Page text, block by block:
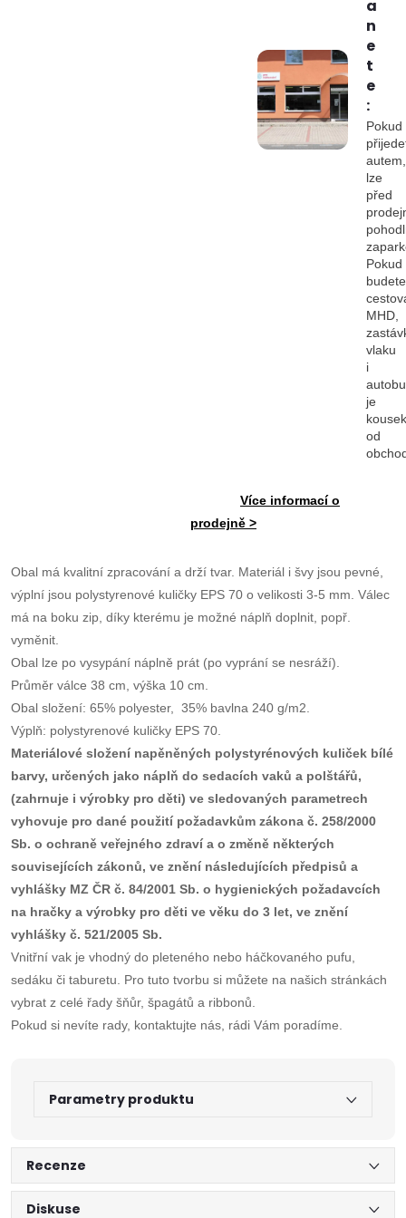
Obal má kvalitní zpracování a drží tvar. Materiál i švy jsou pevné,
výplní jsou polystyrenové kuličky EPS 70 o velikosti 3-5 mm. Válec
má na boku zip, díky kterému je možné náplň doplnit, popř.
vyměnit.
Obal lze po vysypání náplně prát (po vyprání se nesráží).
Průměr válce 38 cm, výška 10 cm.
Obal složení: 65% polyester, 35% bavlna 240 g/m2.
Výplň: polystyrenové kuličky EPS 70.
Materiálové složení napěněných polystyrénových kuliček bílé
barvy, určených jako náplň do sedacích vaků a polštářů,
(zahrnuje i výrobky pro děti) ve sledovaných parametrech
vyhovuje pro dané použití požadavkům zákona č. 258/2000
Sb. o ochraně veřejného zdraví a o změně některých
souvisejících zákonů, ve znění následujících předpisů a
vyhlášky MZ ČR č. 84/2001 Sb. o hygienických požadavcích
na hračky a výrobky pro děti ve věku do 3 let, ve znění
vyhlášky č. 521/2005 Sb.
Vnitřní vak je vhodný do pleteného nebo háčkovaného pufu,
sedáku či taburetu. Pro tuto tvorbu si můžete na našich stránkách
vybrat z celé řady šňůr, špagátů a ribbonů.
Pokud si nevíte rady, kontaktujte nás, rádi Vám poradíme.
a
n
e
t
e
:
Pokud
autem,
lze
před
Pokud
budete
MHD,
vlaku
i
je
kousek
od
Více informací o
prodejně >
Parametry produktu
Recenze
Diskuse